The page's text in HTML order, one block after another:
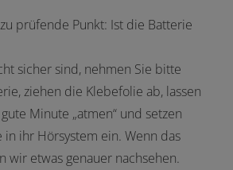
prüfende Punkt: Ist die Batterie
sicher sind, nehmen Sie bitte
ziehen die Klebefolie ab, lassen
Minute „atmen“ und setzen
ihr Hörsystem ein. Wenn das
wir etwas genauer nachsehen.